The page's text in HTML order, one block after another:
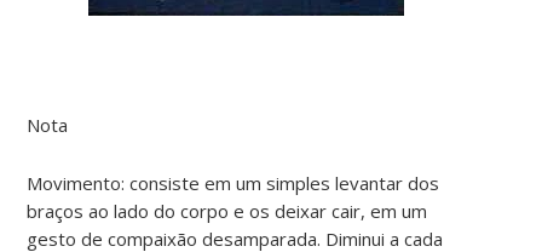
Nota
Movimento: consiste em um simples levantar dos
braços ao lado do corpo e os deixar cair, em um
gesto de compaixão desamparada. Diminui a cada